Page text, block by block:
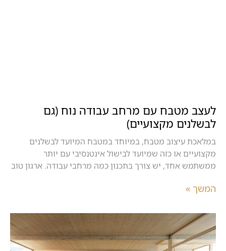
לעצב מטבח עם מרחב עבודה נוח (גם
לבשלנים מקצועיים)
במלאכת עיצוב מטבח, במיוחד במטבח המיועד לבשלנים
מקצועיים או כזה שמיועד לבישול אינטנסיבי עם יותר
ממשתמש אחד, יש צורך בתכנון כמה מרחבי עבודה. ארגון טוב
המשך »